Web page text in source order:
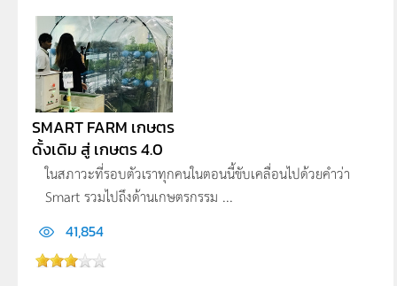
SMART FARM เกษตร
ดั้งเดิม สู่ เกษตร 4.0
ในสภาวะที่รอบตัวเราทุกคนในตอนนี้ขับเคลื่อนไปด้วยคำว่า
Smart รวมไปถึงด้านเกษตรกรรม ...
41,854